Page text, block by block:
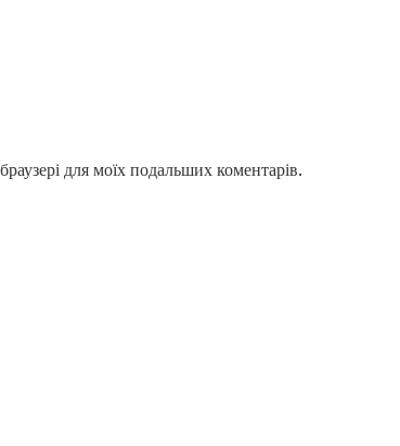
для моїх подальших коментарів.